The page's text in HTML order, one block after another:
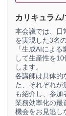
3アカデミー主
者も交えた双
解放された専門
費やせる未来像
和を実現し、業
像を、多様な
カリキュラム
本会議では、日
を実現した3名
「生成AIによ
して生産性を
します。
各講師は具体的
た、それぞれが
も紹介し、参加
業務効率化の最
機会をお見逃し